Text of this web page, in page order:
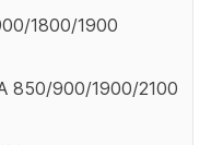
1800/1900
850/900/1900/2100